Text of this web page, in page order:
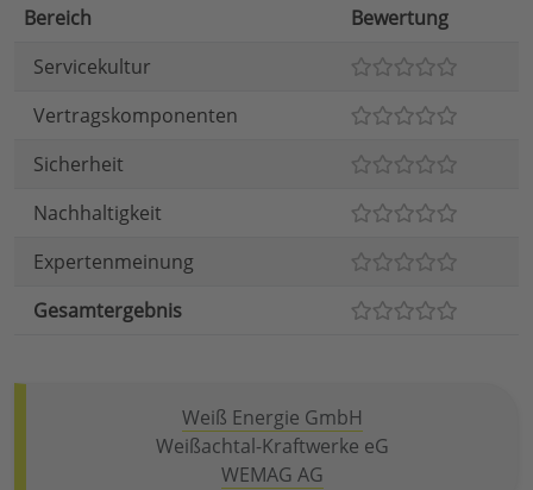
Bereich
Bewertung
Servicekultur
Vertragskomponenten
Sicherheit
Nachhaltigkeit
Expertenmeinung
Gesamtergebnis
Weiß Energie GmbH
Weißachtal-Kraftwerke eG
WEMAG AG